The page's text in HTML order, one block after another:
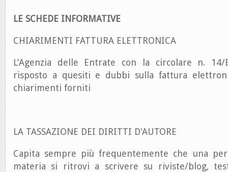
LE SCHEDE INFORMATIVE
CHIARIMENTI FATTURA ELETTRONICA
L’Agenzia delle Entrate con la circolare n. 14/
risposto a quesiti e dubbi sulla fattura
chiarimenti forniti
LA TASSAZIONE DEI DIRITTI D'AUTORE
Capita sempre più frequentemente che una
materia si ritrovi a scrivere su riviste/blog,